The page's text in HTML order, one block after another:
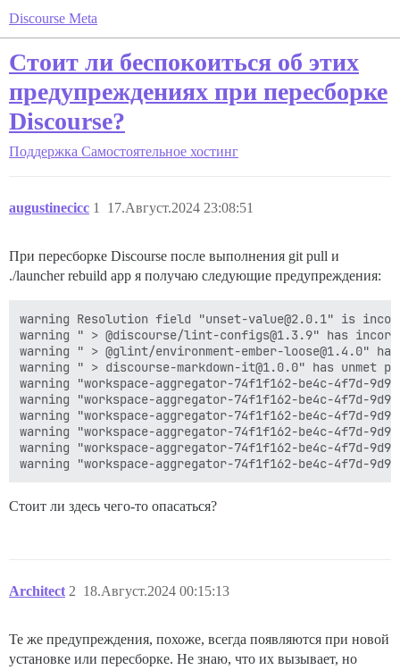
Discourse Meta
Стоит ли беспокоиться об этих
предупреждениях при пересборке
Discourse?
Поддержка Самостоятельное хостинг
augustinecicc 17.Август.2024 23:08:51
1
При пересборке Discourse после выполнения git pull и
./launcher rebuild app я получаю следующие предупреждения:
warning Resolution field "unset-value@2.0.1" is
warning " > @discourse/lint-configs@1.3.9" has
warning " > @glint/environment-ember-loose@1.4.0" has
warning " > discourse-markdown-it@1.0.0" has unmet
warning "workspace-aggregator-74f1f162-be4c-4f7d-
warning "workspace-aggregator-74f1f162-be4c-4f7d-
warning "workspace-aggregator-74f1f162-be4c-4f7d-
warning "workspace-aggregator-74f1f162-be4c-4f7d-
warning "workspace-aggregator-74f1f162-be4c-4f7d-
Стоит ли здесь чего-то опасаться?
Architect 18.Август.2024 00:15:13
2
Те же предупреждения, похоже, всегда появляются при новой
установке или пересборке. Не знаю, что их вызывает, но